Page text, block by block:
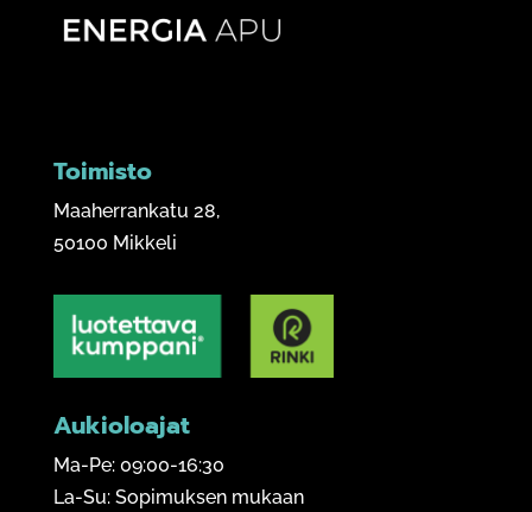
Toimisto
Maaherrankatu 28,
50100 Mikkeli
Aukioloajat
Ma-Pe: 09:00-16:30
La-Su: Sopimuksen mukaan